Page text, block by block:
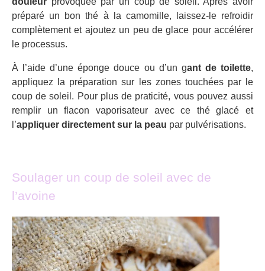
préparé un bon thé à la camomille, laissez-le refroidir
complètement et ajoutez un peu de glace pour accélérer
le processus.
À l’aide d’une éponge douce ou d’un gant de toilette,
appliquez la préparation sur les zones touchées par le
coup de soleil. Pour plus de praticité, vous pouvez aussi
remplir un flacon vaporisateur avec ce thé glacé et
l’appliquer directement sur la peau par pulvérisations.
Soulager un coup de soleil avec de
l’avoine